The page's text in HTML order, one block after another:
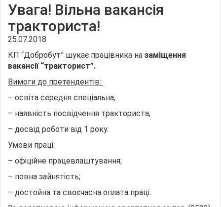
Увага! Вільна вакансія
тракториста!
25.07.2018
КП “Добробут” шукає працівника на заміщення
вакансії “тракторист”.
Вимоги до претендентів:
– освіта середня спеціальна;
– наявність посвідчення тракториста;
– досвід роботи від 1 року.
Умови праці:
– офіційне працевлаштування;
– повна зайнятість;
– достойна та своєчасна оплата праці.